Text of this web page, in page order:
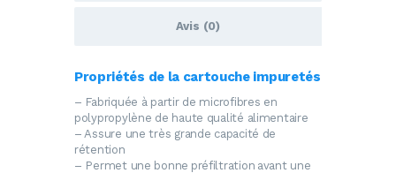
Avis (0)
Propriétés de la cartouche impuretés
– Fabriquée à partir de microfibres en
polypropylène de haute qualité alimentaire
– Assure une très grande capacité de
rétention
– Permet une bonne préfiltration avant une